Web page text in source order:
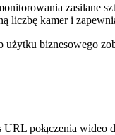
zasilane
liczbę kamer i
użytku biznesowego
połączenia wideo